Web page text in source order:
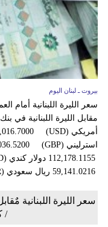
بيروت ـ لبنان اليوم
سعر الليرة اللبنانية أمام
مقابل الليرة اللبنانية في
/